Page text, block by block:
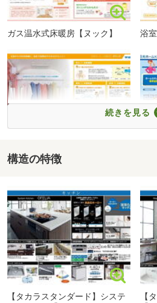
千本小学校まで100m
３）納得見学コース（所要時間：
物件の間取り、設備に加え、周辺
お問い合わせ物件の他に気になる
能ですので
お気軽にお申し付けください。
※ローン相談など、上記以外のご
ガス温水式床暖房【ヌック】 浴
浴室乾燥【カワック】
続きを見る
構造の特徴
【タカラスタンダード】システ
【